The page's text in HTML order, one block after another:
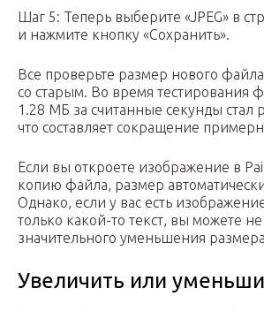
Шаг 5: Теперь выберите «JPEG» в
и нажмите кнопку «Сохранить».
Все проверьте размер нового
со старым. Во время тестирования
1.28 МБ за считанные секунды стал
что составляет сокращение
Если вы откроете изображение в
копию файла, размер
Однако, если у вас есть
только какой-то текст, вы можете не
значительного уменьшения
Увеличить или